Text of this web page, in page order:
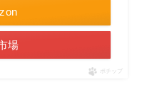
場
ポチップ